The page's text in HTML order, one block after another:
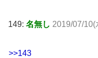
149: 名無し 2019/07/10(
>>143